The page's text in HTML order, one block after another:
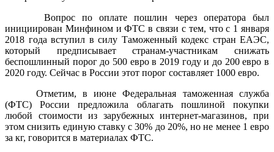
Вопрос по оплате пошлин через оператора был
инициирован Минфином и ФТС в связи с тем, что с 1 января
2018 года вступил в силу Таможенный кодекс стран ЕАЭС,
который предписывает странам-участникам снижать
беспошлинный порог до 500 евро в 2019 году и до 200 евро в
2020 году. Сейчас в России этот порог составляет 1000 евро.
Отметим, в июне Федеральная таможенная служба
(ФТС) России предложила облагать пошлиной покупки
любой стоимости из зарубежных интернет-магазинов, при
этом снизить единую ставку с 30% до 20%, но не менее 1 евро
за кг, говорится в материалах ФТС.